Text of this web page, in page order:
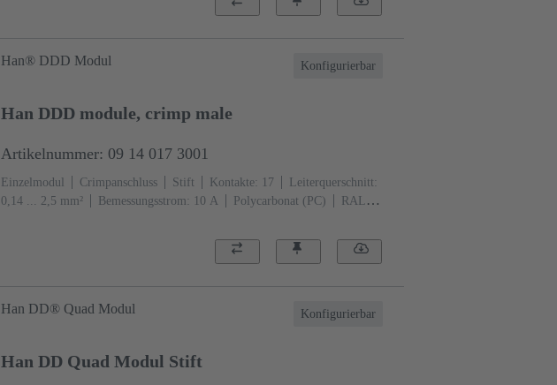
Konfigurierbar
Han® DDD Modul
Han DDD module, crimp male
Artikelnummer: 09 14 017 3001
Einzelmodul Crimpanschluss Stift Kontakte: 17
Leiterquerschnitt:
0,14 ... 2,5 mm²
Bemessungsstrom: ‌10 A Polycarbonat (PC)
RAL
Konfigurierbar
Han DD® Quad Modul
Han DD Quad Modul Stift